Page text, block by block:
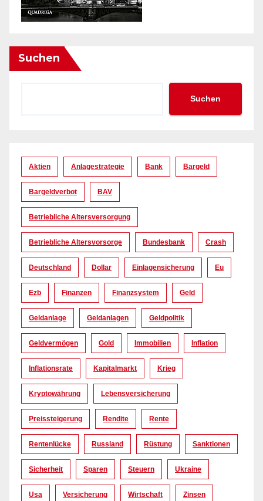
Suchen
Suchen
Aktien Anlagestrategie Bank Bargeld
Bargeldverbot BAV
Betriebliche Altersversorgung
Betriebliche Altersvorsorge Bundesbank Crash
Deutschland Dollar Einlagensicherung Eu
Ezb Finanzen Finanzsystem Geld
Geldanlage Geldanlagen Geldpolitik
Geldvermögen Gold Immobilien Inflation
Inflationsrate Kapitalmarkt Krieg
Kryptowährung Lebensversicherung
Preissteigerung Rendite Rente
Rentenlücke Russland Rüstung Sanktionen
Sicherheit Sparen Steuern Ukraine
Usa Versicherung Wirtschaft Zinsen